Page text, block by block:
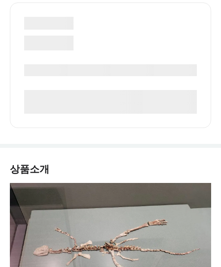
상품소개